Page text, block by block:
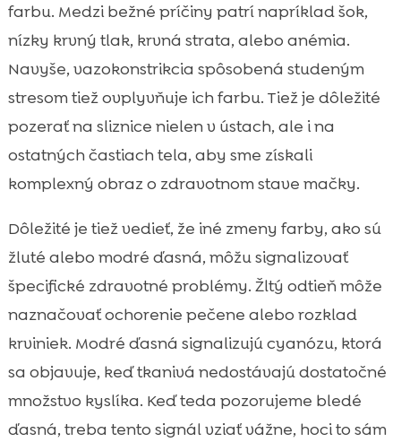
farbu. Medzi bežné príčiny patrí napríklad šok,
nízky krvný tlak, krvná strata, alebo anémia.
Navyše, vazokonstrikcia spôsobená studeným
stresom tiež ovplyvňuje ich farbu. Tiež je dôležité
pozerať na sliznice nielen v ústach, ale i na
ostatných častiach tela, aby sme získali
komplexný obraz o zdravotnom stave mačky.
Dôležité je tiež vedieť, že iné zmeny farby, ako sú
žluté alebo modré ďasná, môžu signalizovať
špecifické zdravotné problémy. Žltý odtieň môže
naznačovať ochorenie pečene alebo rozklad
krviniek. Modré ďasná signalizujú cyanózu, ktorá
sa objavuje, keď tkanivá nedostávajú dostatočné
množstvo kyslíka. Keď teda pozorujeme bledé
ďasná, treba tento signál vziať vážne, hoci to sám